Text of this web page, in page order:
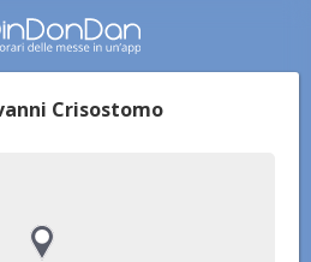
Crisostomo